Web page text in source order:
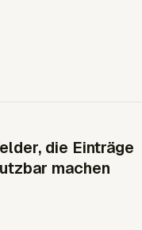
die Einträge
machen